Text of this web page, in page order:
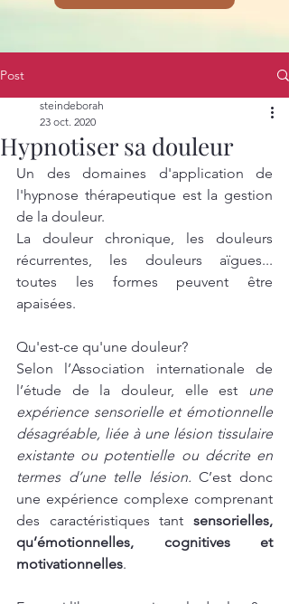
Post
Hypnotiser sa douleur
steindeborah
23 oct. 2020
Un des domaines d'application de
l'hypnose thérapeutique est la gestion
de la douleur.
La douleur chronique, les douleurs
récurrentes, les douleurs aïgues...
toutes les formes peuvent être
apaisées.
Qu'est-ce qu'une douleur?
Selon l’Association internationale de
l’étude de la douleur, elle est une
expérience sensorielle et émotionnelle
désagréable, liée à une lésion tissulaire
existante ou potentielle ou décrite en
termes d’une telle lésion. C’est donc
une expérience complexe comprenant
des caractéristiques tant sensorielles,
qu’émotionnelles, cognitives et
motivationnelles.